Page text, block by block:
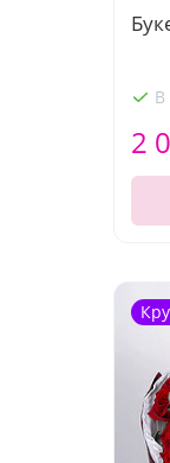
В
2